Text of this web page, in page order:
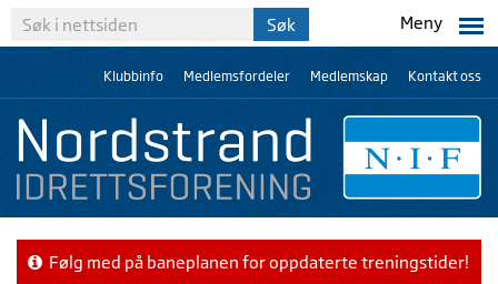
Meny
Klubbinfo Medlemsfordeler Medlemskap Kontakt oss
Følg med på baneplanen for oppdaterte treningstider!